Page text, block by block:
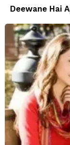
Deewane Hai